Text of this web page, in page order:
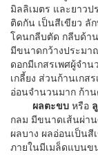
มิลลิเมตร และยาว
ติดกัน เป็นสีเขียว ลั
โคนกลีบตัด กลีบด้า
มีขนาดกว้างประมา
ดอกมีเกสรเพศผู้จำ
เกลี้ยง ส่วนก้านเกส
อ่อนจำนวนมาก ก้า
ผลตะขบ หรือ
กลม มีขนาดเส้นผ่า
ผลบาง ผลอ่อนเป็นสี
ภายในมีเมล็ดแบนข